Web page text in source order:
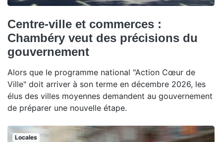
Centre-ville et commerces :
Chambéry veut des précisions du
gouvernement
Alors que le programme national "Action Cœur de
Ville" doit arriver à son terme en décembre 2026, les
élus des villes moyennes demandent au gouvernement
de préparer une nouvelle étape.
Locales